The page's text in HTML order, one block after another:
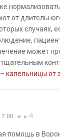
от
случаях,
может
капельницы от
2:00 မနက်
помощь в